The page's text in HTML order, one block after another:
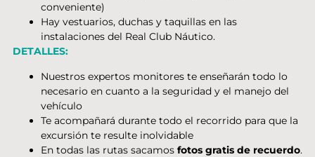
conveniente)
Hay vestuarios, duchas y taquillas en las
instalaciones del Real Club Náutico.
DETALLES:
Nuestros expertos monitores te enseñarán todo lo
necesario en cuanto a la seguridad y el manejo del
vehículo
Te acompañará durante todo el recorrido para que la
excursión te resulte inolvidable
En todas las rutas sacamos fotos gratis de recuerdo.